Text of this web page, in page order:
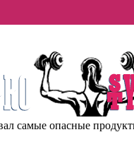
самые опасные